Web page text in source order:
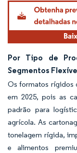
Por Tipo de
Segmentos
Os formatos rígidos
em 2025, pois as
padrão para
agrícola. As
tonelagem rígida,
e alimentos